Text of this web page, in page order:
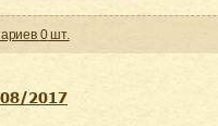
0шт.
2017